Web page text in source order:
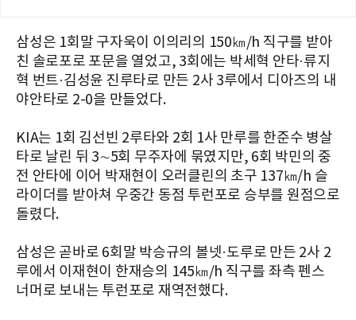
삼성은 1회말 구자욱이 이의리의 150㎞/h 직구를 받아
친 솔로포로 포문을 열었고, 3회에는 박세혁 안타·류지
혁 번트·김성윤 진루타로 만든 2사 3루에서 디아즈의 내
야안타로 2-0을 만들었다.
KIA는 1회 김선빈 2루타와 2회 1사 만루를 한준수 병살
타로 날린 뒤 3∼5회 무주자에 묶였지만, 6회 박민의 중
전 안타에 이어 박재현이 오러클린의 초구 137㎞/h 슬
라이더를 받아쳐 우중간 동점 투런포로 승부를 원점으로
돌렸다.
삼성은 곧바로 6회말 박승규의 볼넷·도루로 만든 2사 2
루에서 이재현이 한재승의 145㎞/h 직구를 좌측 펜스
너머로 보내는 투런포로 재역전했다.